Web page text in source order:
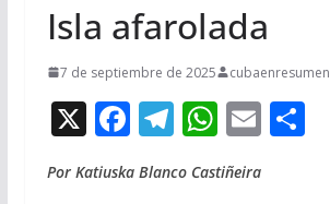
Isla afarolada
7 de septiembre de 2025 cubaenresumen
X F
ac
e
T
e
W
h
at
E
ai
C
Por Katiuska Blanco Castiñeira